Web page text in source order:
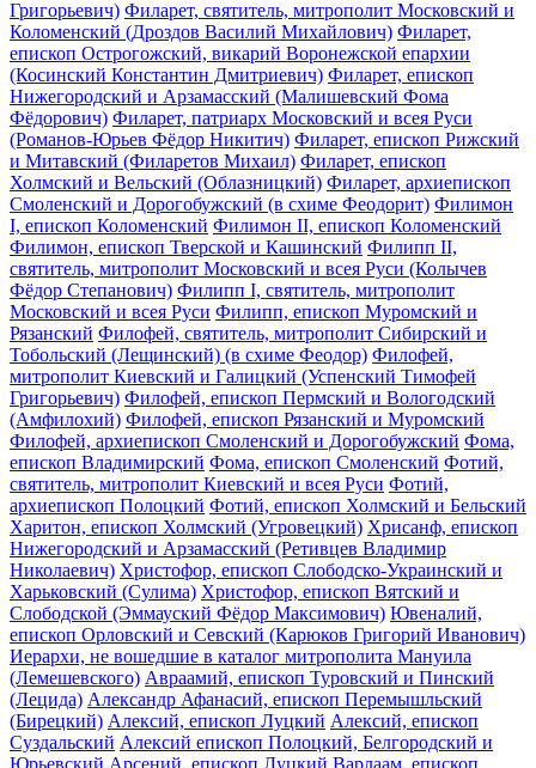
Григорьевич) Филарет, святитель, митрополит Московский и
Коломенский (Дроздов Василий Михайлович) Филарет,
епископ Острогожский, викарий Воронежской епархии
(Косинский Константин Дмитриевич) Филарет, епископ
Нижегородский и Арзамасский (Малишевский Фома
Фёдорович) Филарет, патриарх Московский и всея Руси
(Романов-Юрьев Фёдор Никитич) Филарет, епископ Рижский
и Митавский (Филаретов Михаил) Филарет, епископ
Холмский и Вельский (Облазницкий) Филарет, архиепископ
Смоленский и Дорогобужский (в схиме Феодорит) Филимон
I, епископ Коломенский Филимон II, епископ Коломенский
Филимон, епископ Тверской и Кашинский Филипп II,
святитель, митрополит Московский и всея Руси (Колычев
Фёдор Степанович) Филипп I, святитель, митрополит
Московский и всея Руси Филипп, епископ Муромский и
Рязанский Филофей, святитель, митрополит Сибирский и
Тобольский (Лещинский) (в схиме Феодор) Филофей,
митрополит Киевский и Галицкий (Успенский Тимофей
Григорьевич) Филофей, епископ Пермский и Вологодский
(Амфилохий) Филофей, епископ Рязанский и Муромский
Филофей, архиепископ Смоленский и Дорогобужский Фома,
епископ Владимирский Фома, епископ Смоленский Фотий,
святитель, митрополит Киевский и всея Руси Фотий,
архиепископ Полоцкий Фотий, епископ Холмский и Бельский
Харитон, епископ Холмский (Угровецкий) Хрисанф, епископ
Нижегородский и Арзамасский (Ретивцев Владимир
Николаевич) Христофор, епископ Слободско-Украинский и
Харьковский (Сулима) Христофор, епископ Вятский и
Слободской (Эммауский Фёдор Максимович) Ювеналий,
епископ Орловский и Севский (Карюков Григорий Иванович)
Иерархи, не вошедшие в каталог митрополита Мануила
(Лемешевского) Авраамий, епископ Туровский и Пинский
(Лецида) Александр Афанасий, епископ Перемышльский
(Бирецкий) Алексий, епископ Луцкий Алексий, епископ
Суздальский Алексий епископ Полоцкий, Белгородский и
Юрьевский Арсений, епископ Луцкий Варлаам, епископ